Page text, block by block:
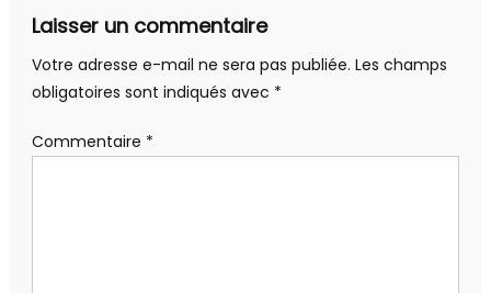
Laisser un commentaire
Votre adresse e-mail ne sera pas publiée. Les champs
obligatoires sont indiqués avec *
Commentaire *